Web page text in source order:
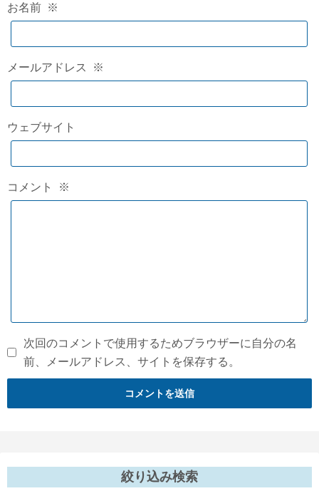
お名前 ※
メールアドレス ※
ウェブサイト
コメント ※
次回のコメントで使用するためブラウザーに自分の名
前、メールアドレス、サイトを保存する。
絞り込み検索